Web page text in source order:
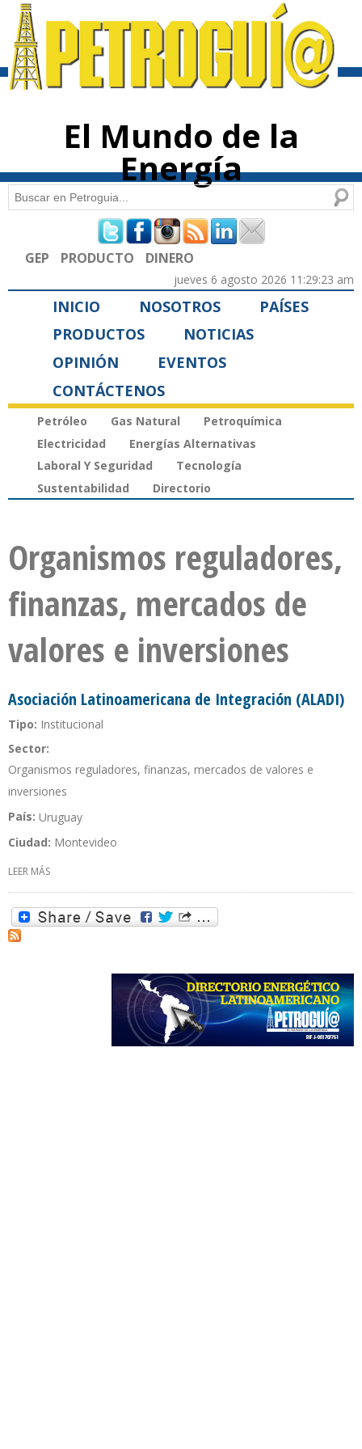
contenido
El Mundo de la
Energía
Formulario de búsqueda
Buscar
GEP PRODUCTO DINERO
jueves 6 agosto 2026 11:29:23 am
INICIO NOSOTROS
PAÍSES
PRODUCTOS
NOTICIAS
OPINIÓN
EVENTOS
CONTÁCTENOS
Petróleo Gas Natural
Petroquímica
Electricidad
Energías Alternativas
Laboral Y Seguridad
Tecnología
Sustentabilidad
Directorio
Organismos reguladores,
finanzas, mercados de
valores e inversiones
Asociación Latinoamericana de Integración (ALADI)
Tipo: Institucional
Sector:
Organismos reguladores, finanzas, mercados de valores e
inversiones
País: Uruguay
Ciudad: Montevideo
LEER MÁS